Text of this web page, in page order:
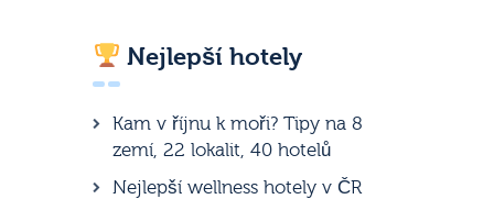
Nejlepší hotely
Kam v říjnu k moři? Tipy na 8
zemí, 22 lokalit, 40 hotelů
Nejlepší wellness hotely v ČR